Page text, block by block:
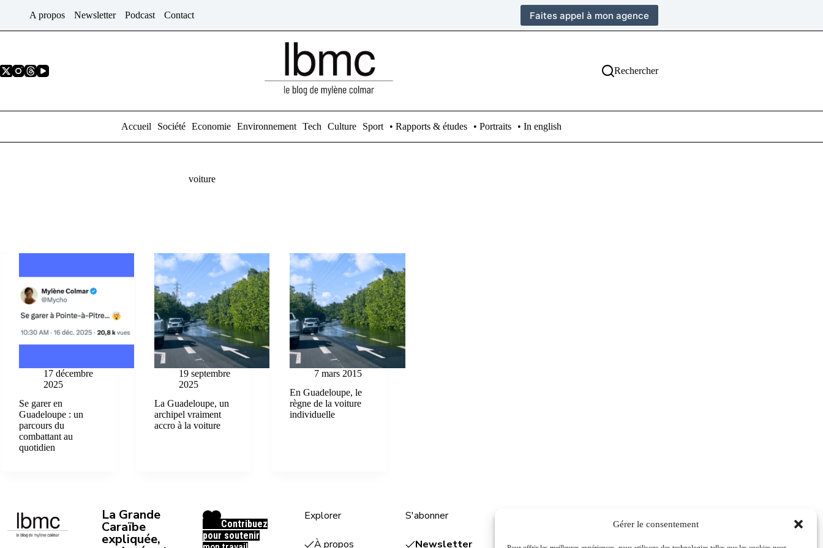
Gérer le consentement
A propos Newsletter Podcast Contact Faites appel à mon agence
Rechercher
Accueil Société Economie Environnement Tech Culture Sport • Rapports & études • Portraits • In english
voiture
17 décembre
2025
Se garer en
Guadeloupe : un
parcours du
combattant au
quotidien
19 septembre
2025
La Guadeloupe, un
archipel vraiment
accro à la voiture
7 mars 2015
En Guadeloupe, le
règne de la voiture
individuelle
La Grande
Caraïbe
expliquée,
Contribuez
pour soutenir
Explorer
À propos
S'abonner
Newsletter Plume Caraïbe: conseil